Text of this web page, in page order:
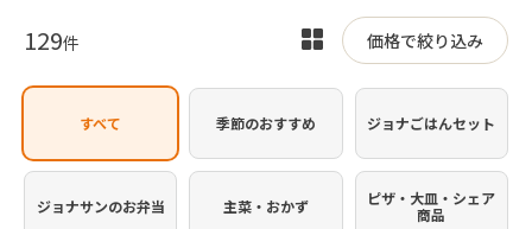
129件
表
を
り
価格で絞り込み
すべて 季節のおすすめ ジョナごはんセット
ジョナサンのお弁当 主菜・おかず
ピザ・大皿・シェア
商品